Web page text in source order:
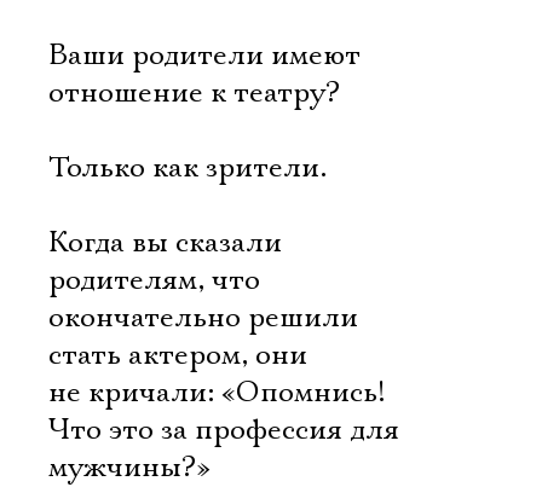
Ваши родители имеют
отношение к театру?
Только как зрители.
Когда вы сказали
родителям, что
окончательно решили
стать актером, они
не кричали: «Опомнись!
Что это за профессия для
мужчины?»